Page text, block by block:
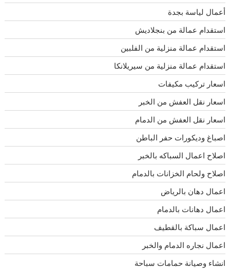
أعمال لياسة بجدة
استقدام عمالة من بنجلاديش
استقدام عمالة منزلية من الفلبين
استقدام عمالة منزلية من سيريلانكا
اسعار تركيب مكيفات
اسعار نقل العفش من الخبر
اسعار نقل العفش من الدمام
اصباغ وديكورات حفر الباطن
اصلاح اعمال السباكه بالخبر
اصلاح ولحام الخزانات بالدمام
اعمال دهان بالرياض
اعمال دهانات بالدمام
اعمال سباكة بالقطيف
اعمال نجاره الدمام والخبر
انشاء وصيانة حمامات سباحة